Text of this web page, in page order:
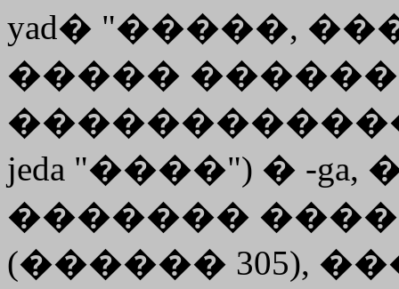
yad� "�����,
�����
������������
jeda "����") � -
�������
(������ 305),